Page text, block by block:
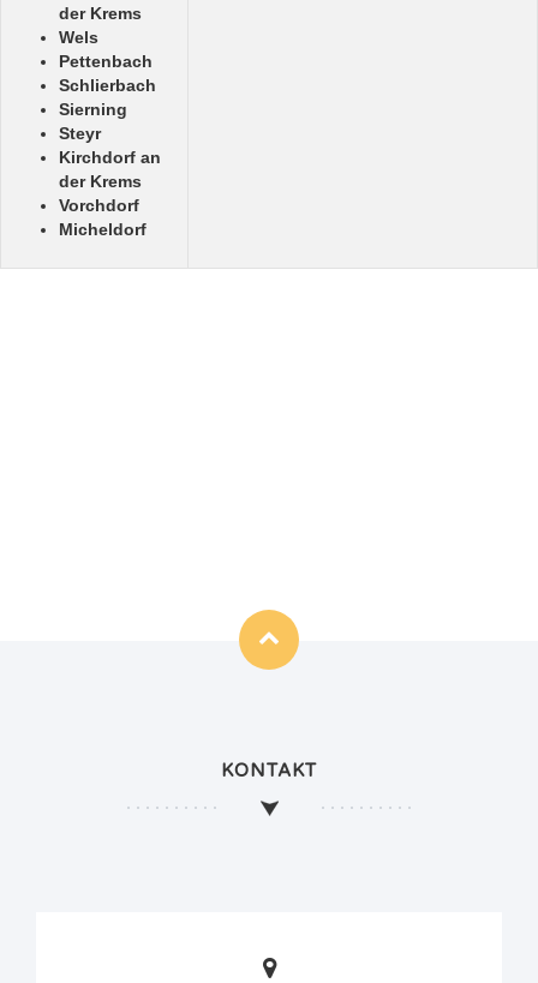
der Krems
Wels
Pettenbach
Schlierbach
Sierning
Steyr
Kirchdorf an
der Krems
Vorchdorf
Micheldorf
KONTAKT